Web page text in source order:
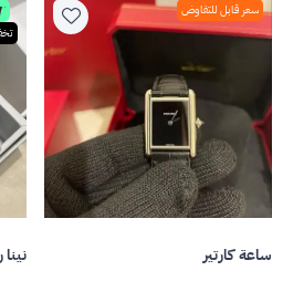
سعر قابل للتفاوض
ساعة كارتير